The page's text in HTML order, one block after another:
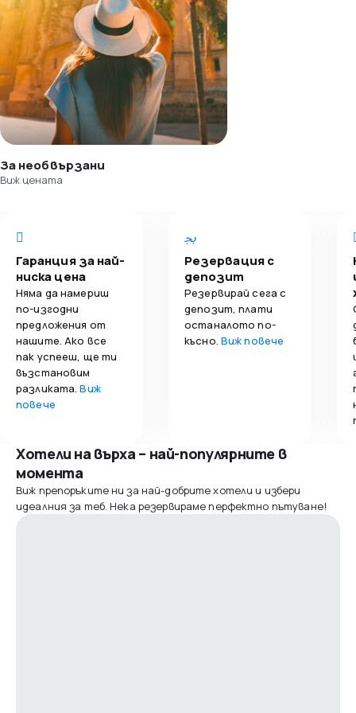
За необвързани
Виж цената
Гаранция за най-
ниска цена
Няма да намериш
по-изгодни
предложения от
нашите. Ако все
пак успееш, ще ти
възстановим
разликата.Виж
повече
Резервация с
депозит
Резервирай сега с
депозит, плати
останалото по-
късно. Виж повече
Хотели на върха – най-популярните в
момента
Виж препоръките ни за най-добрите хотели и избери
идеалния за теб. Нека резервираме перфектно пътуване!